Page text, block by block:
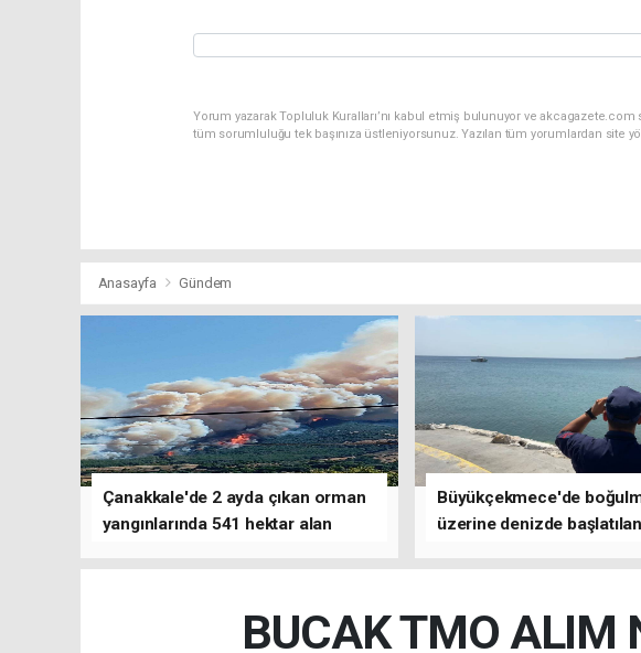
Yorum yazarak Topluluk Kuralları’nı kabul etmiş bulunuyor ve akcagazete.com
tüm sorumluluğu tek başınıza üstleniyorsunuz. Yazılan tüm yorumlardan site
Anasayfa Gündem
Çanakkale'de 2 ayda çıkan orman
yangınlarında 541 hektar alan
Büyükçekmece'de
üzerine denizde
BUCAK TMO ALIM